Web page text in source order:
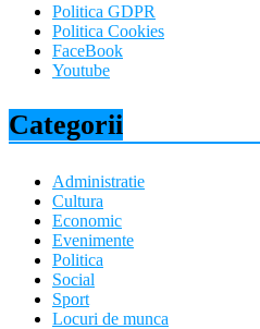
Politica GDPR
Politica Cookies
FaceBook
Youtube
Categorii
Administratie
Cultura
Economic
Evenimente
Politica
Social
Sport
Locuri de munca